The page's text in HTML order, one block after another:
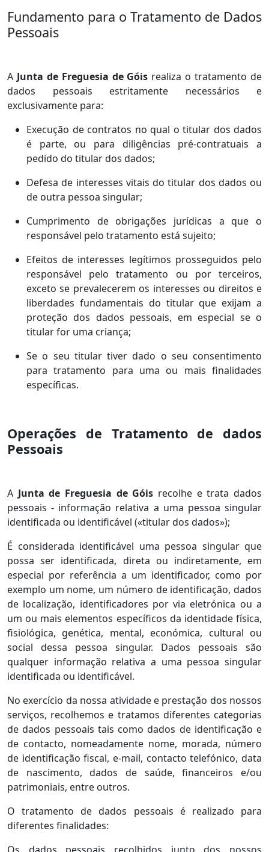
Fundamento para o Tratamento de Dados
Pessoais
A Junta de Freguesia de Góis realiza o tratamento de
dados pessoais estritamente necessários e
exclusivamente para:
Execução de contratos no qual o titular dos dados
é parte, ou para diligências pré-contratuais a
pedido do titular dos dados;
Defesa de interesses vitais do titular dos dados ou
de outra pessoa singular;
Cumprimento de obrigações jurídicas a que o
responsável pelo tratamento está sujeito;
Efeitos de interesses legítimos prosseguidos pelo
responsável pelo tratamento ou por terceiros,
exceto se prevalecerem os interesses ou direitos e
liberdades fundamentais do titular que exijam a
proteção dos dados pessoais, em especial se o
titular for uma criança;
Se o seu titular tiver dado o seu consentimento
para tratamento para uma ou mais finalidades
específicas.
Operações de Tratamento de dados
Pessoais
A Junta de Freguesia de Góis recolhe e trata dados
pessoais - informação relativa a uma pessoa singular
identificada ou identificável («titular dos dados»);
É considerada identificável uma pessoa singular que
possa ser identificada, direta ou indiretamente, em
especial por referência a um identificador, como por
exemplo um nome, um número de identificação, dados
de localização, identificadores por via eletrónica ou a
um ou mais elementos específicos da identidade física,
fisiológica, genética, mental, económica, cultural ou
social dessa pessoa singular. Dados pessoais são
qualquer informação relativa a uma pessoa singular
identificada ou identificável.
No exercício da nossa atividade e prestação dos nossos
serviços, recolhemos e tratamos diferentes categorias
de dados pessoais tais como dados de identificação e
de contacto, nomeadamente nome, morada, número
de identificação fiscal, e-mail, contacto telefónico, data
de nascimento, dados de saúde, financeiros e/ou
patrimoniais, entre outros.
O tratamento de dados pessoais é realizado para
diferentes finalidades: